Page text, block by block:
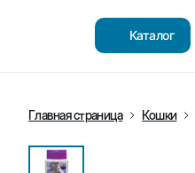
Каталог
Главная страница Кошки